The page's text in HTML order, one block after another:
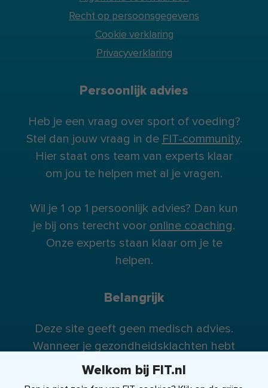
Recht op persoonsgegevens
Cookie verklaring
Privacyverklaring
Persoonlijk advies
Heb je een vraag over sport of voeding?
Stel dan jouw vraag in de FIT-community.
Hier staat ons team van experts klaar
om jou te helpen met al je vragen.
Wil je 1 op 1 persoonlijk advies? Dan kun
je bij ons terecht voor online coaching.
Onze experts staan klaar om je te
helpen.
Belangrijk
Deze site geeft geen medisch advies.
Wanneer je gezondheidsklachten hebt
raden wij je te allen tijde aan contact op
te nemen met je huisarts (of eventueel
Welkom bij FIT.nl